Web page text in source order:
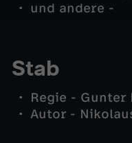
und andere -
Stab
Regie - Gunter
Autor -